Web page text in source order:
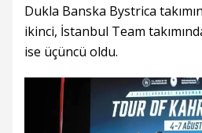
Dukla Banska Bystrica
ikinci, İstanbul Team
ise üçüncü oldu.